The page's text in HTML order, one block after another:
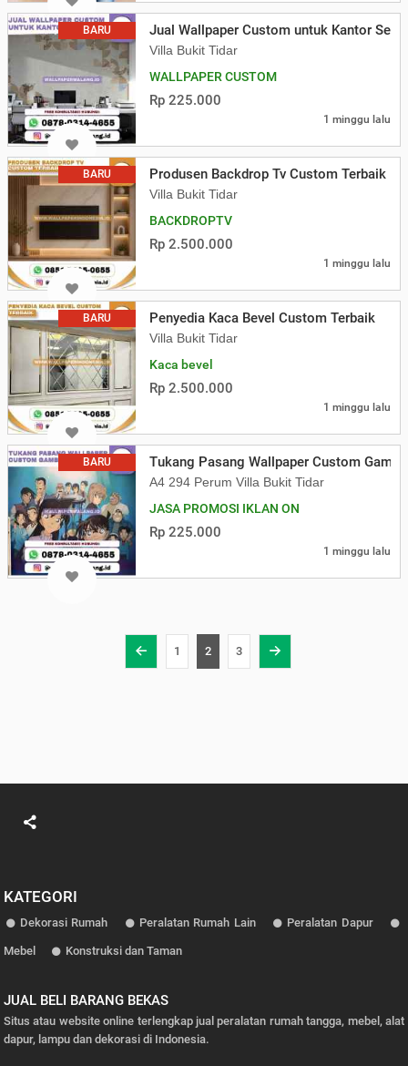
BARU Jual Wallpaper Custom untuk Kantor
Villa Bukit Tidar
WALLPAPER CUSTOM
Rp 225.000
1 minggu lalu
BARU Produsen Backdrop Tv Custom Terbaik
Villa Bukit Tidar
BACKDROPTV
Rp 2.500.000
1 minggu lalu
BARU Penyedia Kaca Bevel Custom Terbaik
Villa Bukit Tidar
Kaca bevel
Rp 2.500.000
1 minggu lalu
BARU Tukang Pasang Wallpaper Custom
A4 294 Perum Villa Bukit Tidar
JASA PROMOSI IKLAN ON
Rp 225.000
1 minggu lalu
1 2 3
KATEGORI
Dekorasi Rumah Peralatan Rumah Lain Peralatan Dapur
Mebel Konstruksi dan Taman
JUAL BELI BARANG BEKAS
Situs atau website online terlengkap jual peralatan rumah tangga, mebel, alat
dapur, lampu dan dekorasi di Indonesia.